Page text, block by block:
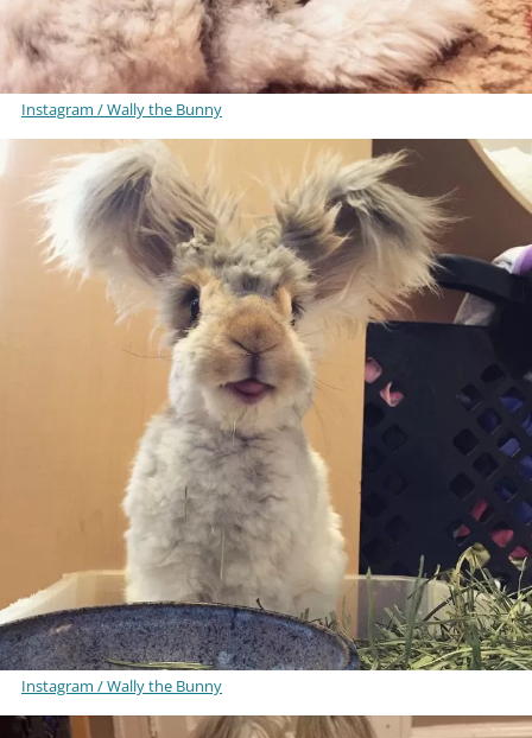
Instagram / Wally the Bunny
Instagram / Wally the Bunny